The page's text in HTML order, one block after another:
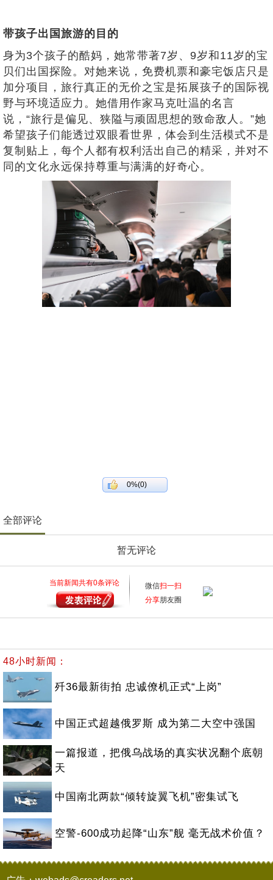
带孩子出国旅游的目的
身为3个孩子的酷妈，她常带著7岁、9岁和11岁的宝
贝们出国探险。对她来说，免费机票和豪宅饭店只是
加分项目，旅行真正的无价之宝是拓展孩子的国际视
野与环境适应力。她借用作家马克吐温的名言
说，“旅行是偏见、狭隘与顽固思想的致命敌人。”她
希望孩子们能透过双眼看世界，体会到生活模式不是
复制贴上，每个人都有权利活出自己的精采，并对不
同的文化永远保持尊重与满满的好奇心。
0%(0)
全部评论
暂无评论
当前新闻共有0条评论 微信扫一扫
分享朋友圈
48小时新闻：
歼36最新街拍 忠诚僚机正式“上岗”
中国正式超越俄罗斯 成为第二大空中强国
一篇报道，把俄乌战场的真实状况翻个底朝
天
中国南北两款“倾转旋翼飞机”密集试飞
空警-600成功起降“山东”舰 毫无战术价值？